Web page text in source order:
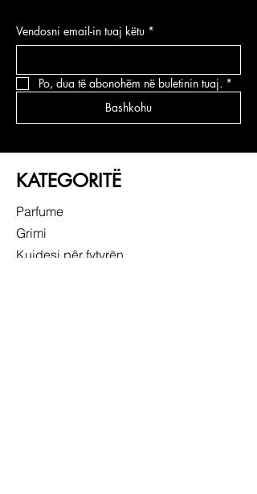
Vendosni email-in tuaj këtu *
Po, dua të abonohëm në buletinin tuaj. *
Bashkohu
KATEGORITË
Parfume
Grimi
Kujdesi për fytyrën